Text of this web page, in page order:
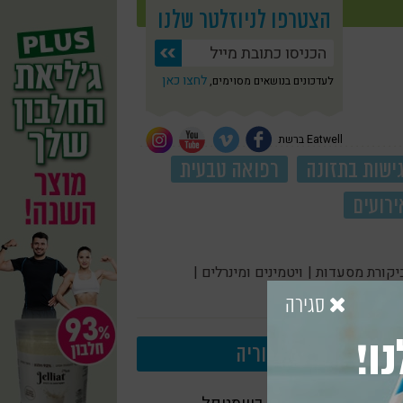
הצטרפו לניוזלטר שלנו
לעדכונים בנושאים מסוימים, לחצו כאן
Eatwell ברשת
גישות בתזונה
רפואה טבעית
מסעדות | ויטמינים ומינרלים |
עוד בקטגוריה
סגירה